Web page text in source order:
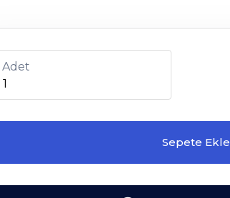
Adet
Sepete Ekle